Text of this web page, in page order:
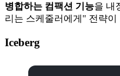
병합하는 컴팩션 기능을 내
리는 스케줄러에게" 전략이
Iceberg